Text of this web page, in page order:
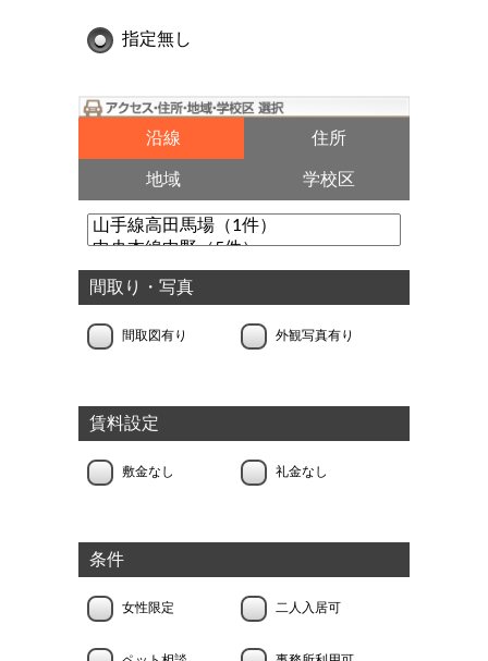
指定無し
沿線 住所
地域 学校区
間取り・写真
間取図有り 外観写真有り
賃料設定
敷金なし 礼金なし
条件
女性限定 二人入居可